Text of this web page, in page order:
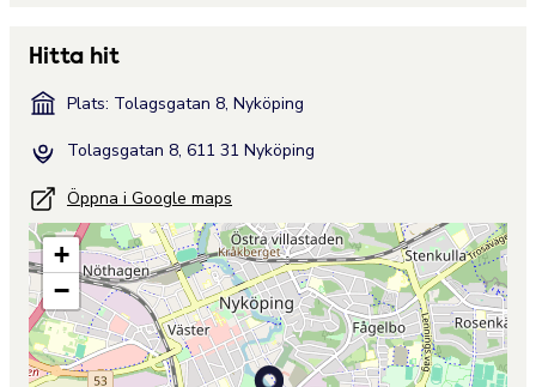
Hitta hit
Plats: Tolagsgatan 8, Nyköping
Tolagsgatan 8, 611 31 Nyköping
Öppna i Google maps
+
−